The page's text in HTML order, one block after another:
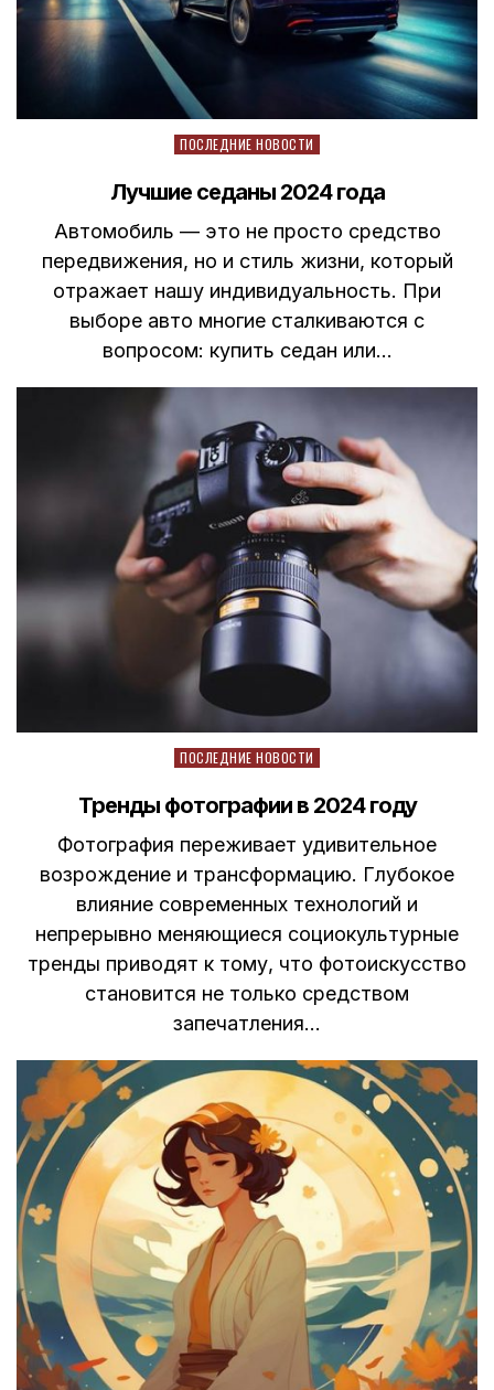
Posted
ПОСЛЕДНИЕ НОВОСТИ
Лучшие седаны 2024 года
Автомобиль — это не просто средство
передвижения, но и стиль жизни, который
отражает нашу индивидуальность. При
выборе авто многие сталкиваются с
вопросом: купить седан или…
Posted
ПОСЛЕДНИЕ НОВОСТИ
Тренды фотографии в 2024 году
Фотография переживает удивительное
возрождение и трансформацию. Глубокое
влияние современных технологий и
непрерывно меняющиеся социокультурные
тренды приводят к тому, что фотоискусство
становится не только средством
запечатления…